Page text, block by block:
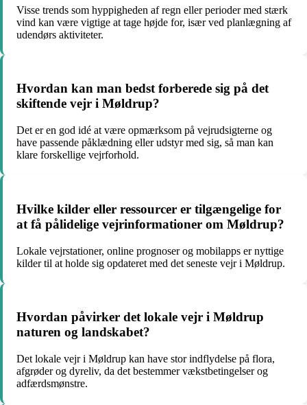
Visse trends som hyppigheden af regn eller perioder med stærk
vind kan være vigtige at tage højde for, især ved planlægning af
udendørs aktiviteter.
Hvordan kan man bedst forberede sig på det
skiftende vejr i Møldrup?
Det er en god idé at være opmærksom på vejrudsigterne og
have passende påklædning eller udstyr med sig, så man kan
klare forskellige vejrforhold.
Hvilke kilder eller ressourcer er tilgængelige for
at få pålidelige vejrinformationer om Møldrup?
Lokale vejrstationer, online prognoser og mobilapps er nyttige
kilder til at holde sig opdateret med det seneste vejr i Møldrup.
Hvordan påvirker det lokale vejr i Møldrup
naturen og landskabet?
Det lokale vejr i Møldrup kan have stor indflydelse på flora,
afgrøder og dyreliv, da det bestemmer vækstbetingelser og
adfærdsmønstre.